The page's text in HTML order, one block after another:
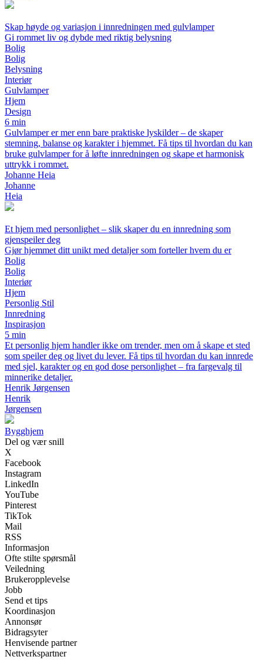
Skap høyde og variasjon i innredningen med gulvlamper
Gi rommet liv og dybde med riktig belysning
Bolig
Bolig
Belysning
Interiør
Gulvlamper
Hjem
Design
6 min
Gulvlamper er mer enn bare praktiske lyskilder – de skaper
stemning, balanse og karakter i hjemmet. Få tips til hvordan du kan
bruke gulvlamper for å løfte innredningen og skape et harmonisk
uttrykk i rommet.
Johanne Heia
Johanne
Heia
Et hjem med personlighet – slik skaper du en innredning som
gjenspeiler deg
Gjør hjemmet ditt unikt med detaljer som forteller hvem du er
Bolig
Bolig
Interiør
Hjem
Personlig Stil
Innredning
Inspirasjon
5 min
Et personlig hjem handler ikke om trender, men om å skape et sted
som speiler deg og livet du lever. Få tips til hvordan du kan innrede
med sjel, karakter og en god dose personlighet – fra fargevalg til
minnerike detaljer.
Henrik Jørgensen
Henrik
Jørgensen
Bygghjem
Del og vær snill
X
Facebook
Instagram
LinkedIn
YouTube
Pinterest
TikTok
Mail
RSS
Informasjon
Ofte stilte spørsmål
Veiledning
Brukeropplevelse
Jobb
Send et tips
Koordinasjon
Annonsør
Bidragsyter
Henvisende partner
Nettverkspartner